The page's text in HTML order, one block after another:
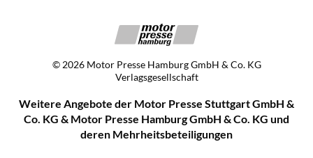
© 2026 Motor Presse Hamburg GmbH & Co. KG
Verlagsgesellschaft
Weitere Angebote der Motor Presse Stuttgart GmbH &
Co. KG & Motor Presse Hamburg GmbH & Co. KG und
deren Mehrheitsbeteiligungen